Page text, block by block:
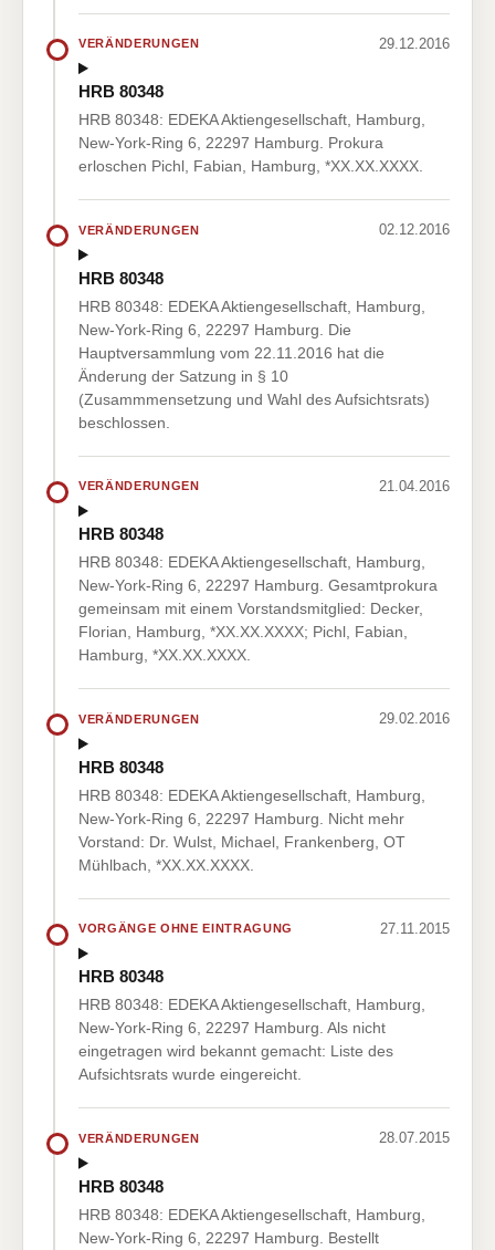
VERÄNDERUNGEN 29.12.2016
HRB 80348
HRB 80348: EDEKA Aktiengesellschaft, Hamburg,
New-York-Ring 6, 22297 Hamburg. Prokura
erloschen Pichl, Fabian, Hamburg, *XX.XX.XXXX.
VERÄNDERUNGEN 02.12.2016
HRB 80348
HRB 80348: EDEKA Aktiengesellschaft, Hamburg,
New-York-Ring 6, 22297 Hamburg. Die
Hauptversammlung vom 22.11.2016 hat die
Änderung der Satzung in § 10
(Zusammmensetzung und Wahl des Aufsichtsrats)
beschlossen.
VERÄNDERUNGEN 21.04.2016
HRB 80348
HRB 80348: EDEKA Aktiengesellschaft, Hamburg,
New-York-Ring 6, 22297 Hamburg. Gesamtprokura
gemeinsam mit einem Vorstandsmitglied: Decker,
Florian, Hamburg, *XX.XX.XXXX; Pichl, Fabian,
Hamburg, *XX.XX.XXXX.
VERÄNDERUNGEN 29.02.2016
HRB 80348
HRB 80348: EDEKA Aktiengesellschaft, Hamburg,
New-York-Ring 6, 22297 Hamburg. Nicht mehr
Vorstand: Dr. Wulst, Michael, Frankenberg, OT
Mühlbach, *XX.XX.XXXX.
VORGÄNGE OHNE EINTRAGUNG 27.11.2015
HRB 80348
HRB 80348: EDEKA Aktiengesellschaft, Hamburg,
New-York-Ring 6, 22297 Hamburg. Als nicht
eingetragen wird bekannt gemacht: Liste des
Aufsichtsrats wurde eingereicht.
VERÄNDERUNGEN 28.07.2015
HRB 80348
HRB 80348: EDEKA Aktiengesellschaft, Hamburg,
New-York-Ring 6, 22297 Hamburg. Bestellt